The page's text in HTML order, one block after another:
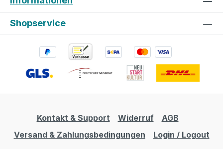
Shopservice
Kontakt & Support Widerruf
AGB
Versand & Zahlungsbedingungen
Login / Logout